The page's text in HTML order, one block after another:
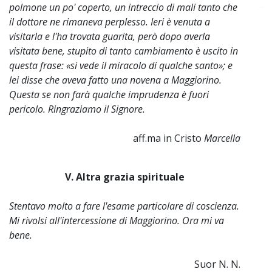
polmone un po' coperto, un intreccio di mali tanto che
il dottore ne rimaneva perplesso. Ieri è venuta a
visitarla e l'ha trovata guarita, però dopo averla
visitata bene, stupito di tanto cambiamento è uscito in
questa frase: «si vede il miracolo di qualche santo»; e
lei disse che aveva fatto una novena a Maggiorino.
Questa se non farà qualche imprudenza è fuori
pericolo. Ringraziamo il Signore.
aff.ma in Cristo Marcella
V. Altra grazia spirituale
Stentavo molto a fare l'esame particolare di coscienza.
Mi rivolsi all'intercessione di Maggiorino. Ora mi va
bene.
Suor N. N.